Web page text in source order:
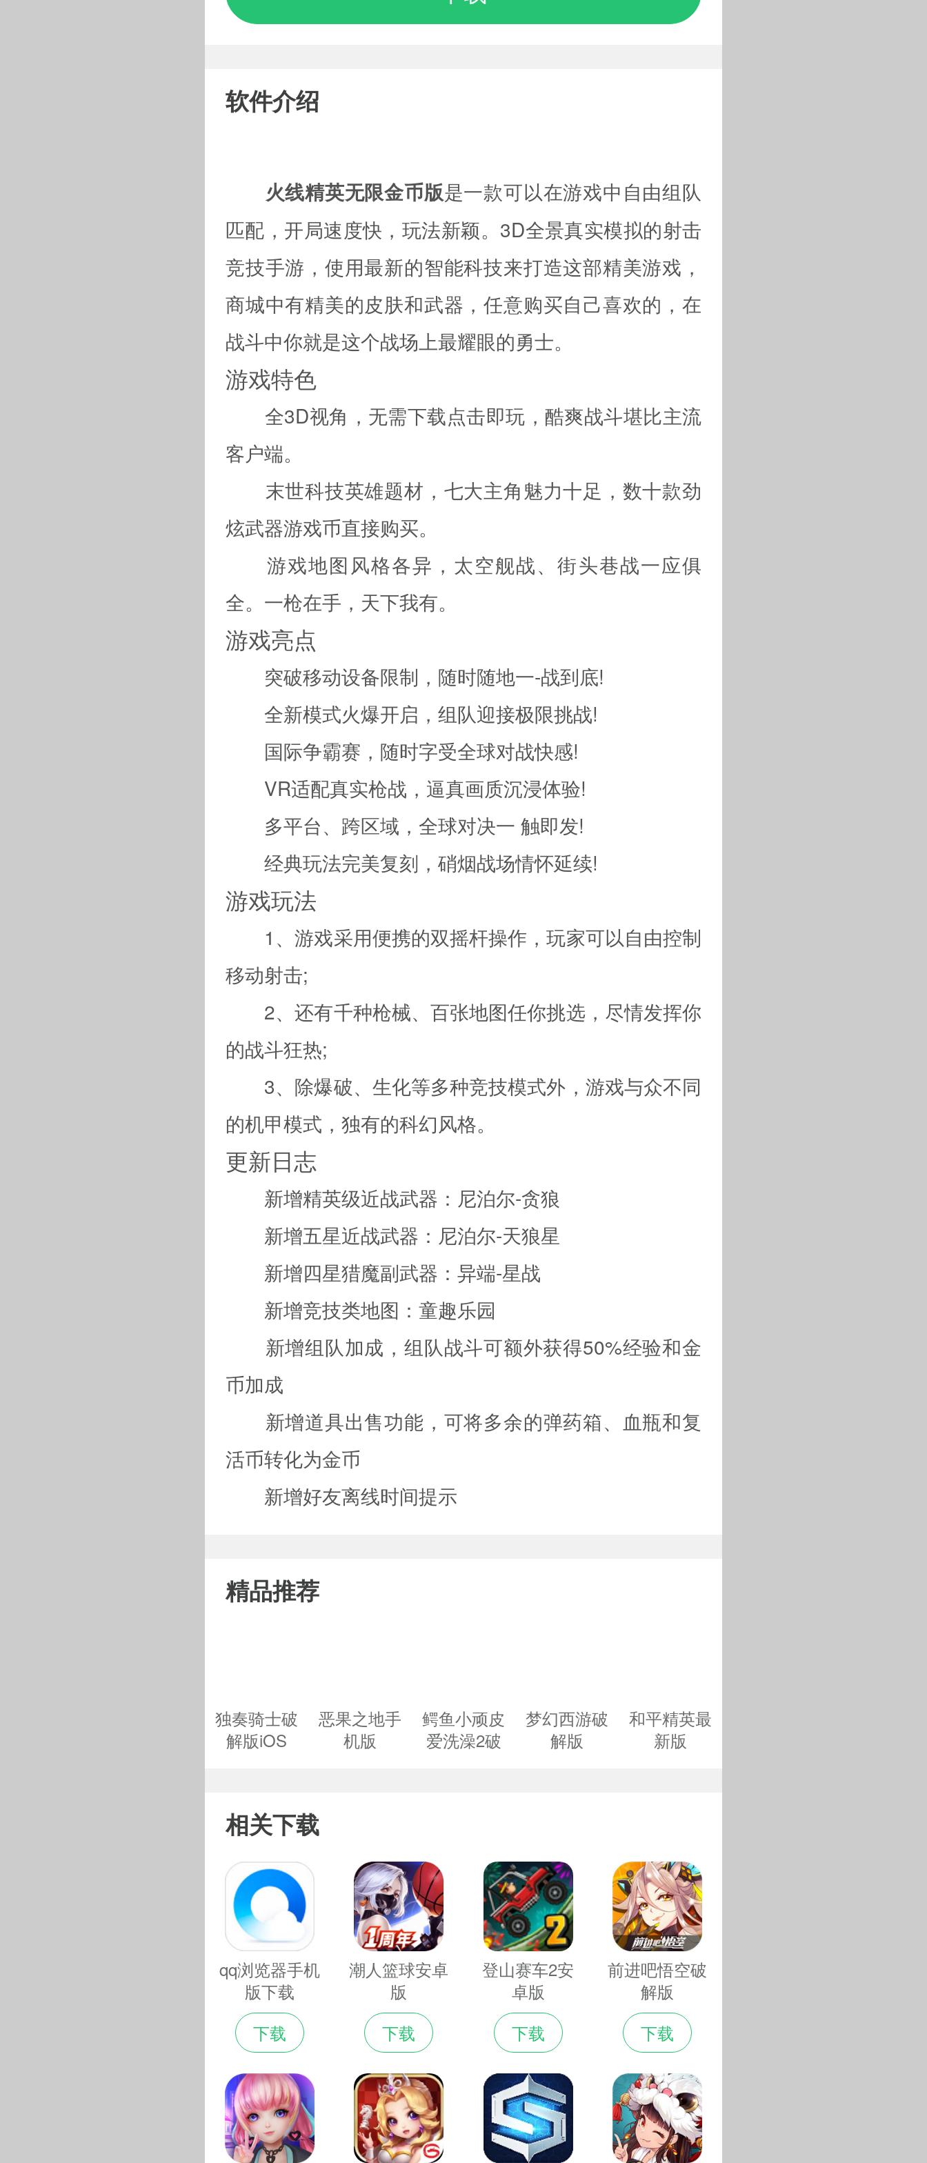
软件介绍
火线精英无限金币版是一款可以在游戏中自由组队
匹配，开局速度快，玩法新颖。3D全景真实模拟的射击
竞技手游，使用最新的智能科技来打造这部精美游戏，
商城中有精美的皮肤和武器，任意购买自己喜欢的，在
战斗中你就是这个战场上最耀眼的勇士。
游戏特色
全3D视角，无需下载点击即玩，酷爽战斗堪比主流
客户端。
末世科技英雄题材，七大主角魅力十足，数十款劲
炫武器游戏币直接购买。
游戏地图风格各异，太空舰战、街头巷战一应俱
全。一枪在手，天下我有。
游戏亮点
突破移动设备限制，随时随地一-战到底!
全新模式火爆开启，组队迎接极限挑战!
国际争霸赛，随时字受全球对战快感!
VR适配真实枪战，逼真画质沉浸体验!
多平台、跨区域，全球对决一 触即发!
经典玩法完美复刻，硝烟战场情怀延续!
游戏玩法
1、游戏采用便携的双摇杆操作，玩家可以自由控制
移动射击;
2、还有千种枪械、百张地图任你挑选，尽情发挥你
的战斗狂热;
3、除爆破、生化等多种竞技模式外，游戏与众不同
的机甲模式，独有的科幻风格。
更新日志
新增精英级近战武器：尼泊尔-贪狼
新增五星近战武器：尼泊尔-天狼星
新增四星猎魔副武器：异端-星战
新增竞技类地图：童趣乐园
新增组队加成，组队战斗可额外获得50%经验和金
币加成
新增道具出售功能，可将多余的弹药箱、血瓶和复
活币转化为金币
新增好友离线时间提示
精品推荐
独奏骑士破
解版iOS
恶果之地手
机版
鳄鱼小顽皮
爱洗澡2破
梦幻西游破
解版
和平精英最
新版
相关下载
qq浏览器手机
版下载
下载
潮人篮球安卓
版
下载
登山赛车2安
卓版
下载
前进吧悟空破
解版
下载